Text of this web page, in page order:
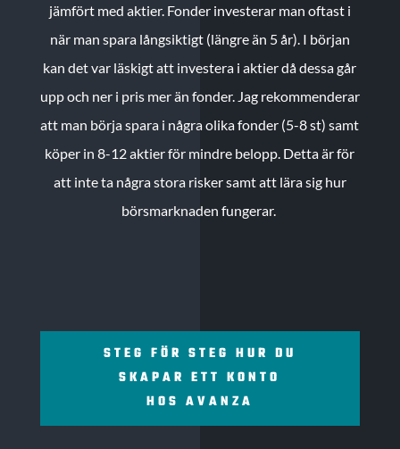
jämfört med aktier. Fonder investerar man oftast i
när man spara långsiktigt (längre än 5 år). I början
kan det var läskigt att investera i aktier då dessa går
upp och ner i pris mer än fonder. Jag rekommenderar
att man börja spara i några olika fonder (5-8 st) samt
köper in 8-12 aktier för mindre belopp. Detta är för
att inte ta några stora risker samt att lära sig hur
börsmarknaden fungerar.
STEG FÖR STEG HUR DU
SKAPAR ETT KONTO
HOS AVANZA